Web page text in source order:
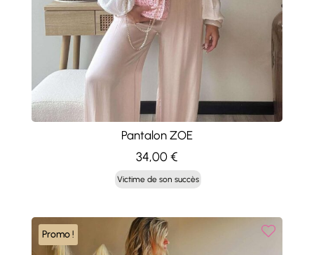
Pantalon ZOE
34,00€
Victime de son succès
Promo !